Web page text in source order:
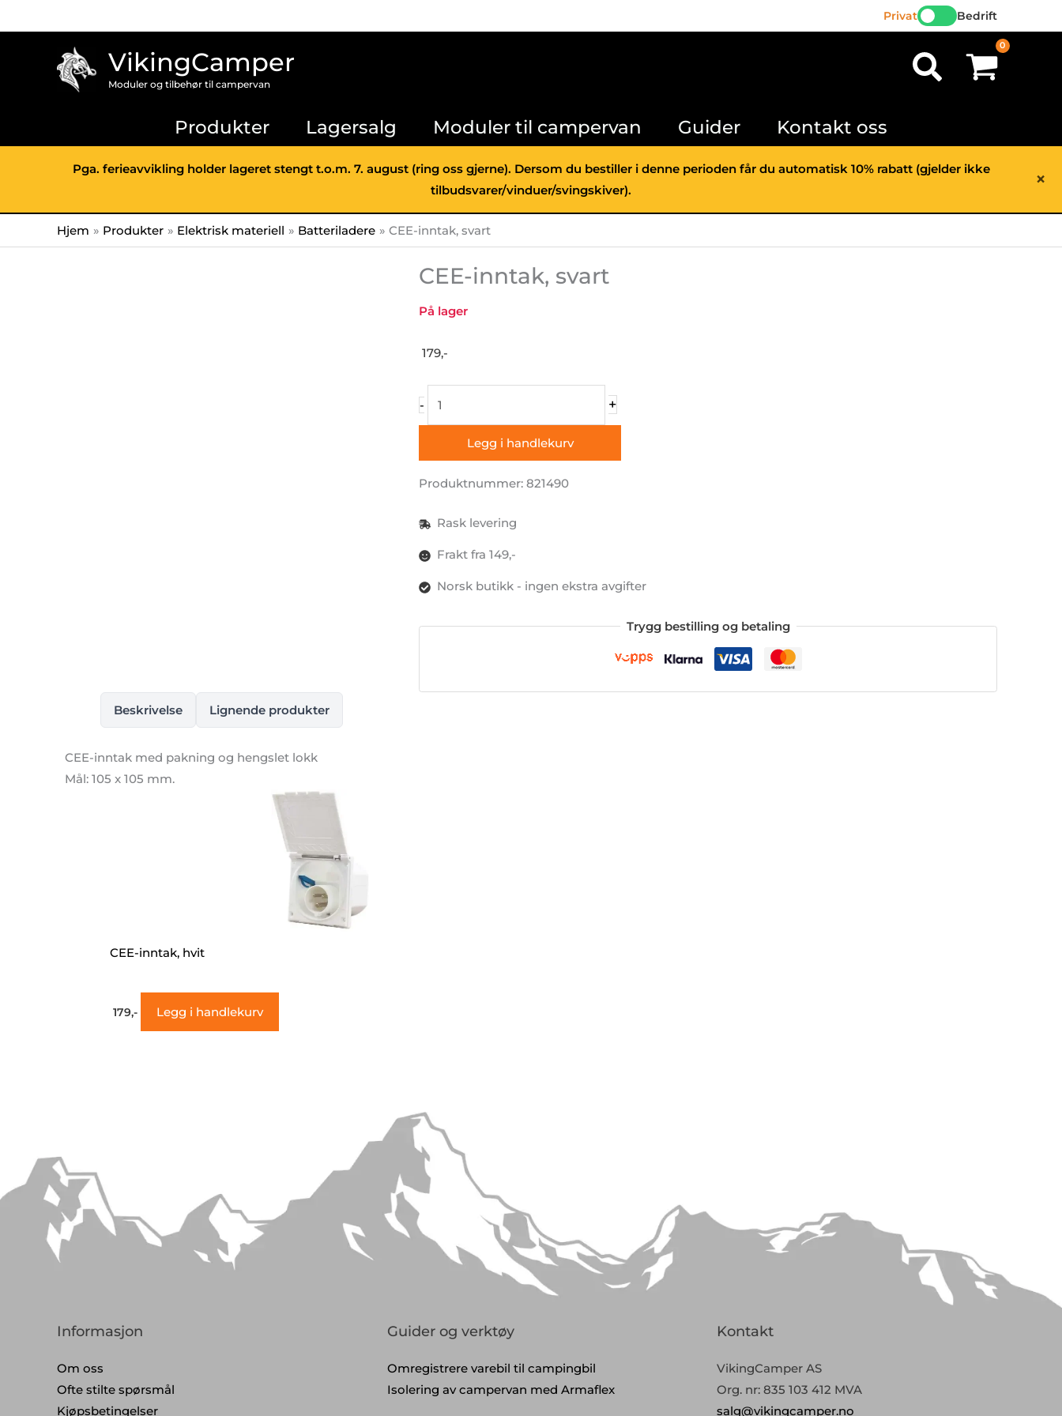
rett
Privat Bedrift
VikingCamper
Moduler og tilbehør til campervan Søk
Produkter Lagersalg Moduler til campervan Guider Kontakt oss
×
Pga. ferieavvikling holder lageret stengt t.o.m. 7. august (ring oss gjerne). Dersom du bestiller i denne perioden får du automatisk 10% rabatt (gjelder ikke
tilbudsvarer/vinduer/svingskiver).
Hjem Produkter Elektrisk materiell Batteriladere CEE-inntak, svart
CEE-inntak, svart
På lager
179,-
-
antall
+
Legg i handlekurv
Produktnummer: 821490
Rask levering
Frakt fra 149,-
Norsk butikk - ingen ekstra avgifter
Trygg bestilling og betaling
Beskrivelse Lignende produkter
CEE-inntak med pakning og hengslet lokk
Mål: 105 x 105 mm.
CEE-inntak, hvit
179,- Legg i handlekurv
Informasjon
Om oss
Ofte stilte spørsmål
Kjøpsbetingelser
Guider og verktøy
Omregistrere varebil til campingbil
Isolering av campervan med Armaflex
Kontakt
VikingCamper AS
Org. nr: 835 103 412 MVA
salg@vikingcamper.no